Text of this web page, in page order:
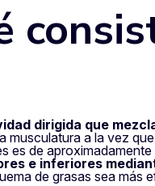
dirigida que
musculatura a la vez
es de
e inferiores
de grasas sea más